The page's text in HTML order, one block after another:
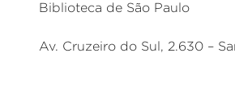
Biblioteca de São Paulo
Av. Cruzeiro do Sul, 2.630 –